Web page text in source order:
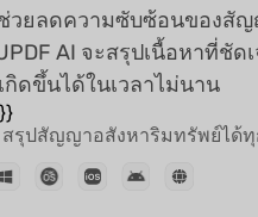
ช่วยลดความซับซ้อนของ
AI จะสรุปเนื้อหาที่ชั
ดขึ้นได้ในเวลาไม่นาน
สรุปสัญญาอสังหาริมทรัพย์ได้